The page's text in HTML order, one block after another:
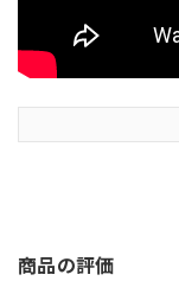
商品の評価